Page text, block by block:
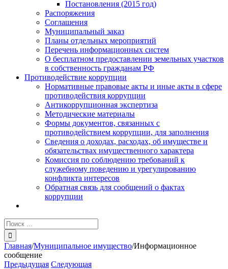
Постановления (2015 год)
Распоряжения
Соглашения
Муниципальный заказ
Планы отдельных мероприятий
Перечень информационных систем
О бесплатном предоставлении земельных участков
в собственность гражданам РФ
Противодействие коррупции
Нормативные правовые акты и иные акты в сфере
противодействия коррупции
Антикоррупционная экспертиза
Методические материалы
Формы документов, связанных с
противодействием коррупции, для заполнения
Сведения о доходах, расходах, об имуществе и
обязательствах имущественного характера
Комиссия по соблюдению требований к
служебному поведению и урегулированию
конфликта интересов
Обратная связь для сообщений о фактах
коррупции
Результат
поиска:
Главная/Муниципальное имущество/Информационное
сообщение
Предыдущая Следующая